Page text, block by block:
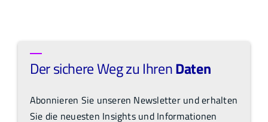
Der sichere Weg zu IhrenDaten
Abonnieren Sie unseren Newsletter und erhalten
Sie die neuesten Insights und Informationen